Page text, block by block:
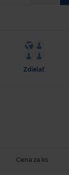
Zdielať
Cena za ks